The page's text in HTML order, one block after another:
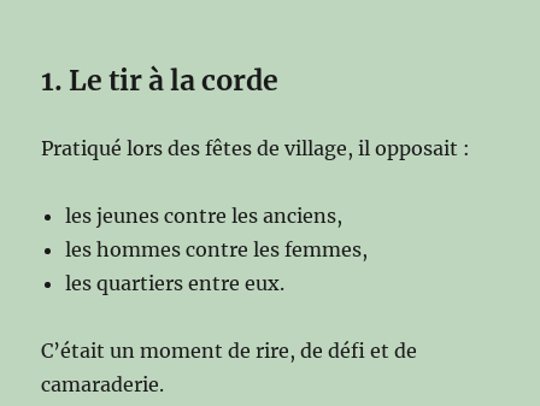
1. Le tir à la corde
Pratiqué lors des fêtes de village, il opposait :
les jeunes contre les anciens,
les hommes contre les femmes,
les quartiers entre eux.
C’était un moment de rire, de défi et de
camaraderie.